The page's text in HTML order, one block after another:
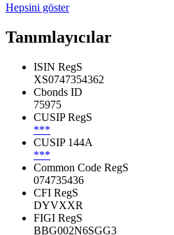
Hepsini göster
Tanımlayıcılar
ISIN RegS
XS0747354362
Cbonds ID
75975
CUSIP RegS
***
CUSIP 144A
***
Common Code RegS
074735436
CFI RegS
DYVXXR
FIGI RegS
BBG002N6SGG3